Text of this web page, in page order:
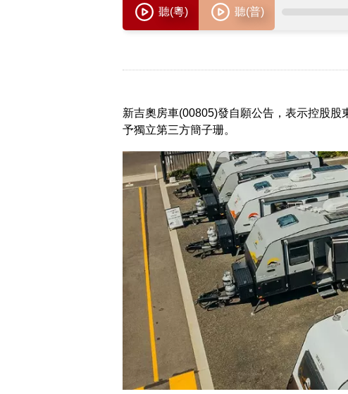
新吉奧房車(00805)發自願公告，表示控股
予獨立第三方簡子珊。